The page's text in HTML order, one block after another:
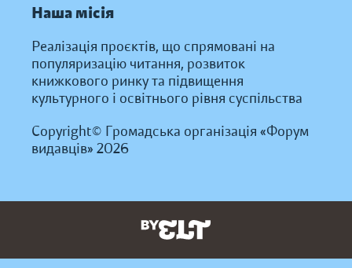
Наша місія
Реалізація проєктів, що спрямовані на
популяризацію читання, розвиток
книжкового ринку та підвищення
культурного і освітнього рівня суспільства
Copyright© Громадська організація «Форум
видавців» 2026